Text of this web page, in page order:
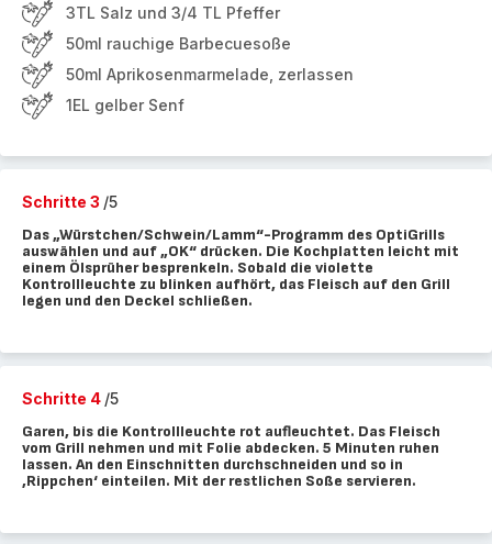
3TL Salz und 3/4 TL Pfeffer
50ml rauchige Barbecuesoße
50ml Aprikosenmarmelade, zerlassen
1EL gelber Senf
Schritte 3 /5
Das „Würstchen/Schwein/Lamm“-Programm des OptiGrills
auswählen und auf „OK“ drücken. Die Kochplatten leicht mit
einem Ölsprüher besprenkeln. Sobald die violette
Kontrollleuchte zu blinken aufhört, das Fleisch auf den Grill
legen und den Deckel schließen.
Schritte 4 /5
Garen, bis die Kontrollleuchte rot aufleuchtet. Das Fleisch
vom Grill nehmen und mit Folie abdecken. 5 Minuten ruhen
lassen. An den Einschnitten durchschneiden und so in
‚Rippchen‘ einteilen. Mit der restlichen Soße servieren.